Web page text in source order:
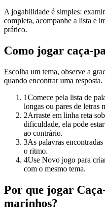
A jogabilidade é simples:
completa, acompanhe a lista e
prático.
Como jogar caça-
Escolha um tema, observe a
quando encontrar uma resposta.
1Comece pela lista de
longas ou pares de letras
2Arraste em linha reta
dificuldade, ela pode
ao contrário.
3As palavras
o ritmo.
4Use Novo jogo para
com o mesmo tema.
Por que jogar
marinhos?